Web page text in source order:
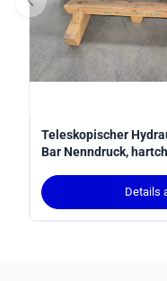
Teleskopischer
Bar Nenndruck,
Details